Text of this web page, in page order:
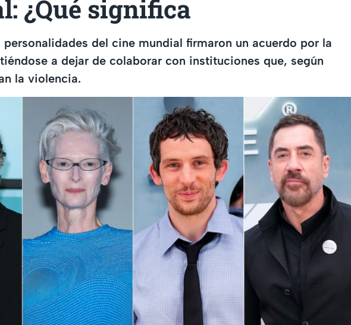
¿Qué significa
del cine mundial firmaron un acuerdo por la
a dejar de colaborar con instituciones que, según
la violencia.